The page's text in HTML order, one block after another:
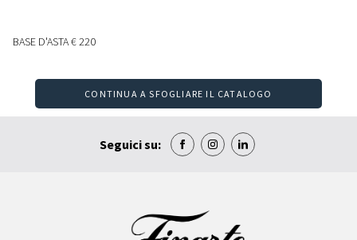
BASE D'ASTA€ 220
CONTINUA A SFOGLIARE IL CATALOGO
Seguici su: